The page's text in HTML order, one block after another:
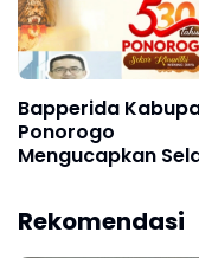
Bapperida
Ponorogo
Mengucapkan
Agustus 1496 - 11
Rekomendasi